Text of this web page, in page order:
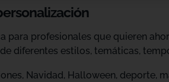
para profesionales que quieren
diferentes estilos, temáticas,
Navidad, Halloween, deporte,